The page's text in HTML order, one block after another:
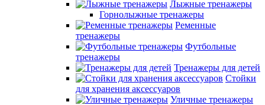
Лыжные тренажеры
Горнолыжные тренажеры
Ременные
тренажеры
Футбольные
тренажеры
Тренажеры для детей
Стойки
для хранения аксессуаров
Уличные тренажеры